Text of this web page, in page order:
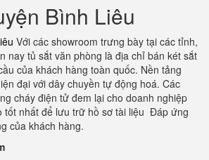
Bình Liêu
Với các showroom trưng bày tại các tỉnh,
nay tủ sắt văn phòng là địa chỉ bán két sắt
của khách hàng toàn quốc. Nền tảng
đại với dây chuyền tự động hoá. Các
cháy điện tử đem lại cho doanh nghiệp
tốt nhất để lưu trữ hồ sơ tài liệu Đáp ứng
của khách hàng.